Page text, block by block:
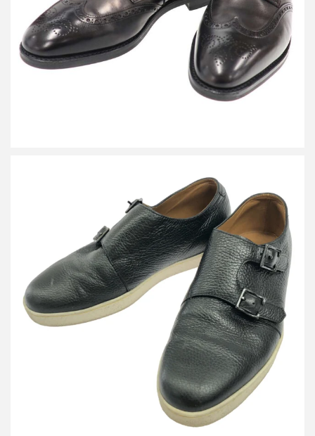
詳しく見る
ジョン ロブ HOLME 0318 ホルム ダブルモンクストラップレザー
スニーカー
詳しく見る